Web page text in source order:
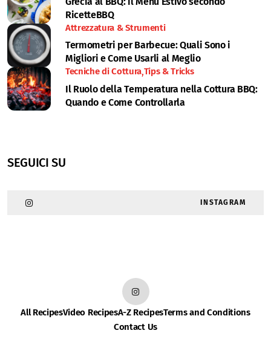
RicetteBBQ
Attrezzatura & Strumenti
Termometri per Barbecue: Quali Sono i
Migliori e Come Usarli al Meglio
Tecniche di Cottura Tips & Tricks
Il Ruolo della Temperatura nella Cottura BBQ:
Quando e Come Controllarla
SEGUICI SU
INSTAGRAM
All RecipesVideo RecipesA-Z RecipesTerms and Conditions
Contact Us